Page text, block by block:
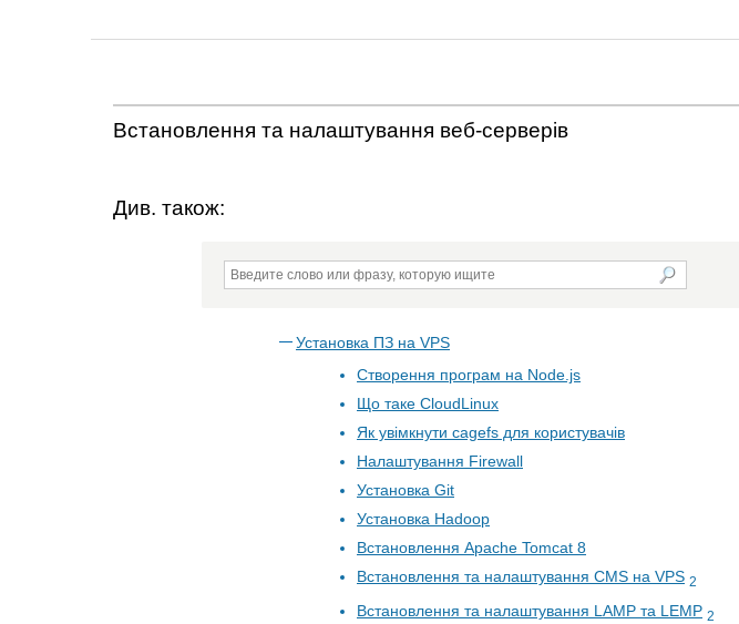
Встановлення та налаштування веб-серверів
Див. також:
Установка ПЗ на VPS
Створення програм на Node.js
Що таке CloudLinux
Як увімкнути cagefs для користувачів
Налаштування Firewall
Установка Git
Установка Hadoop
Встановлення Apache Tomcat 8
Встановлення та налаштування CMS на VPS 2
Встановлення та налаштування LAMP та LEMP 2